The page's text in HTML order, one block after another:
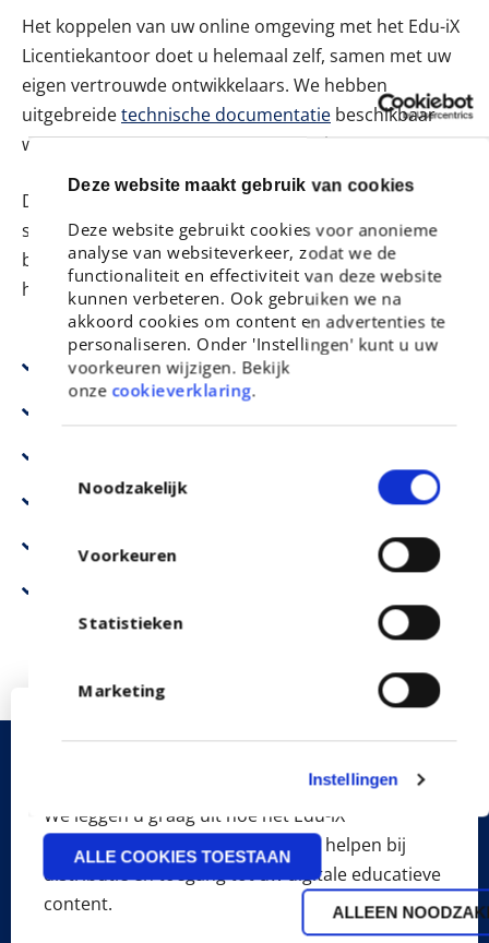
Deze website maakt gebruik van cookies
Deze website gebruikt cookies voor anonieme
analyse van websiteverkeer, zodat we de
functionaliteit en effectiviteit van deze website
kunnen verbeteren. Ook gebruiken we na
akkoord cookies om content en advertenties te
personaliseren. Onder 'Instellingen' kunt u uw
voorkeuren wijzigen. Bekijk
onze cookieverklaring.
Noodzakelijk
Voorkeuren
Statistieken
Marketing
Instellingen
ALLE COOKIES TOESTAAN
ALLEEN
Het koppelen van uw online omgeving met het Edu-iX
Licentiekantoor doet u helemaal zelf, samen met uw
eigen vertrouwde ontwikkelaars. We hebben
uitgebreidetechnische documentatie beschikbaar
waarmee uw developers aan de slag kunnen.
Daarnaast is op alle werkdagen ons technische
supportteam telefonisch bereikbaar voor kosteloze
begeleiding bij het realiseren van de koppeling met
het wordpress.
Plan een kosteloos kennismakingsgesprek in
Platform volgens actuele ECK-standaard
Support van ervaren developers
Maak kennis met Edu-iX
We leggen u graag uit hoe het Edu-iX
Licentiekantoor u als uitgever kan helpen bij
distributie en toegang tot uw digitale educatieve
content.